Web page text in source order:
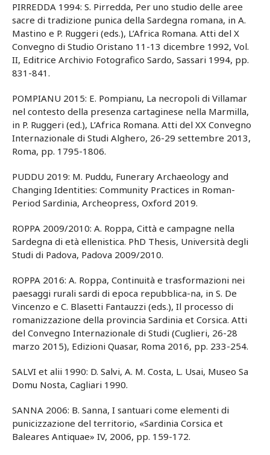
PIRREDDA 1994: S. Pirredda, Per uno studio delle aree
sacre di tradizione punica della Sardegna romana, in A.
Mastino e P. Ruggeri (eds.), L’Africa Romana. Atti del X
Convegno di Studio Oristano 11-13 dicembre 1992, Vol.
II, Editrice Archivio Fotografico Sardo, Sassari 1994, pp.
831-841.
POMPIANU 2015: E. Pompianu, La necropoli di Villamar
nel contesto della presenza cartaginese nella Marmilla,
in P. Ruggeri (ed.), L’Africa Romana. Atti del XX Convegno
Internazionale di Studi Alghero, 26-29 settembre 2013,
Roma, pp. 1795-1806.
PUDDU 2019: M. Puddu, Funerary Archaeology and
Changing Identities: Community Practices in Roman-
Period Sardinia, Archeopress, Oxford 2019.
ROPPA 2009/2010: A. Roppa, Città e campagne nella
Sardegna di età ellenistica. PhD Thesis, Università degli
Studi di Padova, Padova 2009/2010.
ROPPA 2016: A. Roppa, Continuità e trasformazioni nei
paesaggi rurali sardi di epoca repubblica-na, in S. De
Vincenzo e C. Blasetti Fantauzzi (eds.), Il processo di
romanizzazione della provincia Sardinia et Corsica. Atti
del Convegno Internazionale di Studi (Cuglieri, 26-28
marzo 2015), Edizioni Quasar, Roma 2016, pp. 233-254.
SALVI et alii 1990: D. Salvi, A. M. Costa, L. Usai, Museo Sa
Domu Nosta, Cagliari 1990.
SANNA 2006: B. Sanna, I santuari come elementi di
punicizzazione del territorio, «Sardinia Corsica et
Baleares Antiquae» IV, 2006, pp. 159-172.